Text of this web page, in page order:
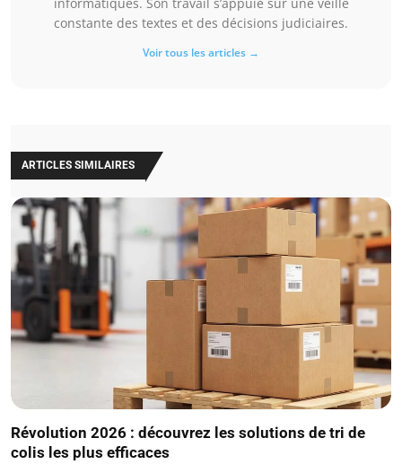
constante des textes et des décisions judiciaires.
Voir tous les articles →
ARTICLES SIMILAIRES
Révolution 2026 : découvrez les solutions de tri de
colis les plus efficaces